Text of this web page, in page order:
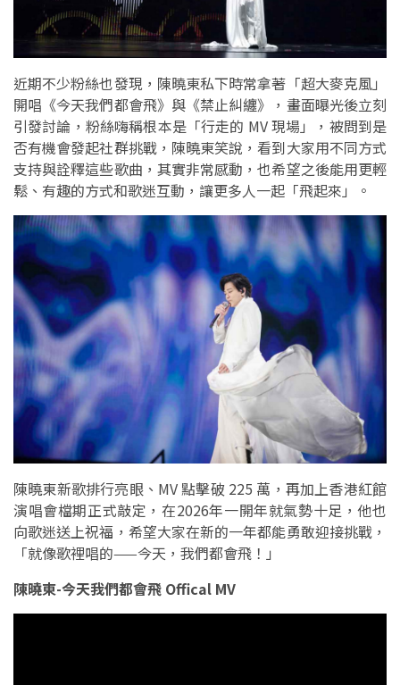
近期不少粉絲也發現，陳曉東私下時常拿著「超大麥克風」
開唱《今天我們都會飛》與《禁止糾纏》，畫面曝光後立刻
引發討論，粉絲嗨稱根本是「行走的 MV 現場」，被問到是
否有機會發起社群挑戰，陳曉東笑說，看到大家用不同方式
支持與詮釋這些歌曲，其實非常感動，也希望之後能用更輕
鬆、有趣的方式和歌迷互動，讓更多人一起「飛起來」。
陳曉東新歌排行亮眼、MV 點擊破 225 萬，再加上香港紅館
演唱會檔期正式敲定，在2026年一開年就氣勢十足，他也
向歌迷送上祝福，希望大家在新的一年都能勇敢迎接挑戰，
「就像歌裡唱的——今天，我們都會飛！」
陳曉東-今天我們都會飛 Offical MV